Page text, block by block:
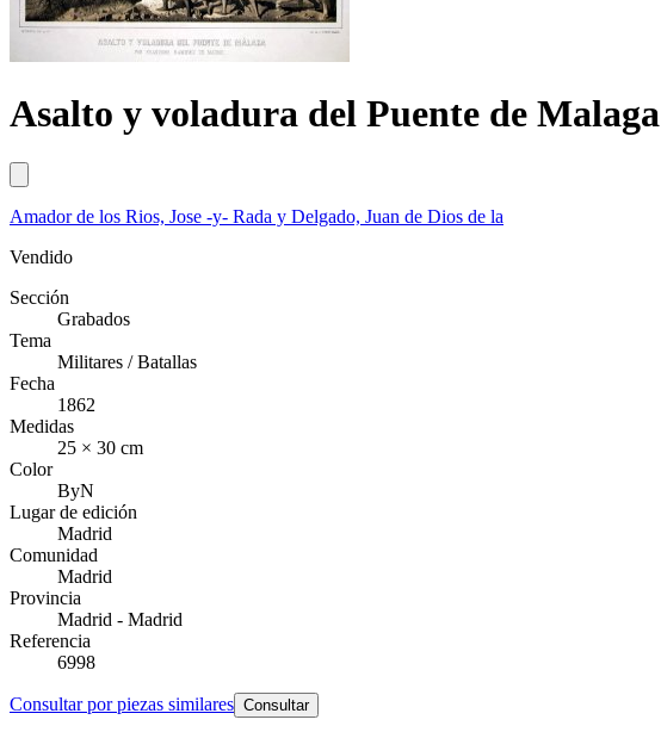
Asalto y voladura del Puente de Malaga
Amador de los Rios, Jose -y- Rada y Delgado, Juan de Dios de la
Vendido
Sección
Grabados
Tema
Militares / Batallas
Fecha
1862
Medidas
25 × 30 cm
Color
ByN
Lugar de edición
Madrid
Comunidad
Madrid
Provincia
Madrid - Madrid
Referencia
6998
Consultar por piezas similares Consultar